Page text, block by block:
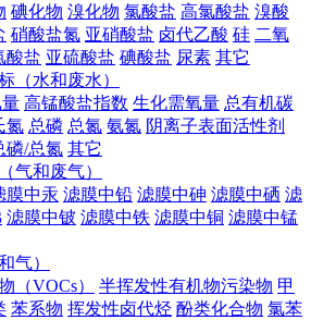
碘化物 溴化物 氯酸盐 高氯酸盐 溴酸
硝酸盐氮 亚硝酸盐 卤代乙酸 硅 二氧
酸盐 亚硫酸盐 碘酸盐 尿素 其它
（水和废水）
高锰酸盐指数 生化需氧量 总有机碳
氮 总磷 总氮 氨氮 阴离子表面活性剂
磷/总氮 其它
气和废气）
膜中汞 滤膜中铅 滤膜中砷 滤膜中硒 滤
滤膜中铍 滤膜中铁 滤膜中铜 滤膜中锰
气）
（VOCs）
半挥发性有机物污染物 甲
苯系物 挥发性卤代烃 酚类化合物 氯苯